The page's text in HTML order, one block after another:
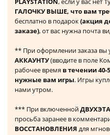
ГАЛОЧКУ ВЫШЕ, что вам
бесплатно в подарок(акция
заказе), от вас нужна почта
** При оформлении заказа вы
АККАУНТУ(вводите в поле
рабочее время в течении
нужные вам игры. Игры
нами утром.
*** При включенной
просьба заранее в
ВОССТАНОВЛЕНИЯ для